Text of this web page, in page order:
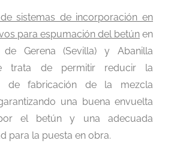
sistemas de incorporación en
para espumación del betún en
Gerena (Sevilla) y Abanilla
trata de permitir reducir la
de fabricación de la mezcla
una buena envuelta
el betún y una adecuada
para la puesta en obra.